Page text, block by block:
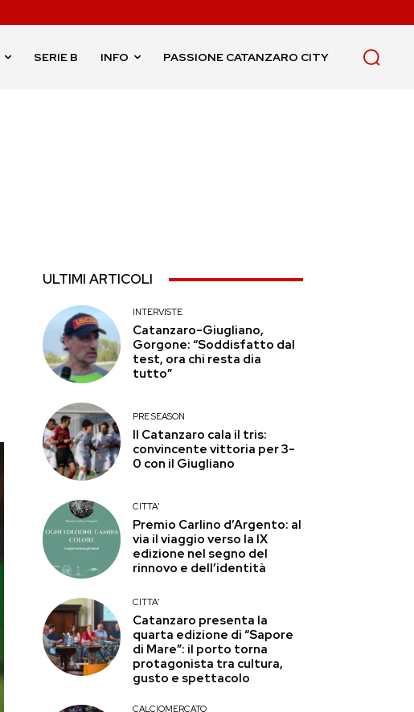
SERIE B INFO PASSIONE CATANZARO CITY
ULTIMI ARTICOLI
INTERVISTE
Catanzaro-Giugliano,
Gorgone: “Soddisfatto dal
test, ora chi resta dia
tutto”
PRE SEASON
Il Catanzaro cala il tris:
convincente vittoria per 3-
0 con il Giugliano
CITTA'
Premio Carlino d’Argento: al
via il viaggio verso la IX
edizione nel segno del
rinnovo e dell’identità
CITTA'
Catanzaro presenta la
quarta edizione di “Sapore
di Mare”: il porto torna
protagonista tra cultura,
gusto e spettacolo
CALCIOMERCATO